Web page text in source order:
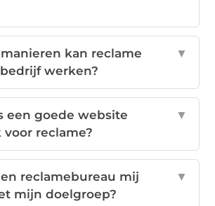
kan reclame
werken?
▼
een goede website
reclame?
▼
reclamebureau mij
mijn doelgroep?
▼